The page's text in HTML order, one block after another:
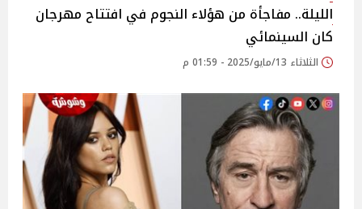
الليلة.. مفاجأة من هؤلاء النجوم في افتتاح مهرجان
كان السينمائي
الثلاثاء 13/مايو/2025 - 01:59 م